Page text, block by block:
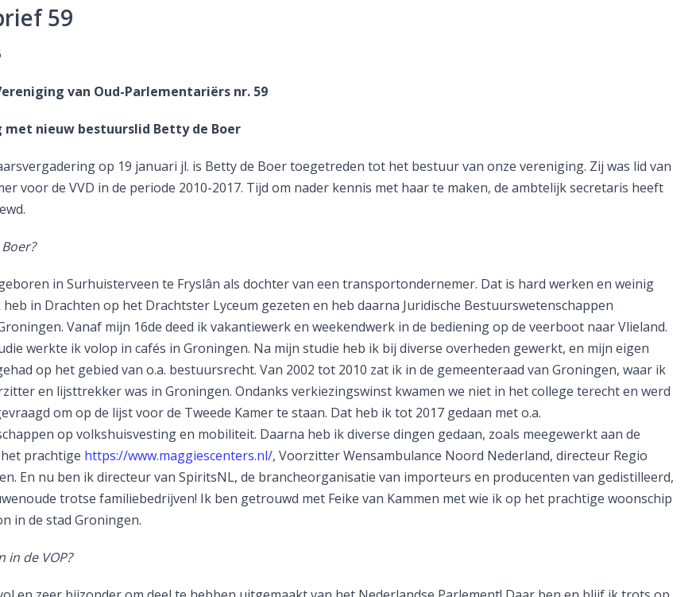
59
van Oud-Parlementariërs nr. 59
met nieuw bestuurslid Betty de Boer
op 19 januari jl. is Betty de Boer toegetreden tot het bestuur van onze vereniging. Zij was lid van
voor de VVD in de periode 2010-2017. Tijd om nader kennis met haar te maken, de ambtelijk secretaris heeft
in Surhuisterveen te Fryslân als dochter van een transportondernemer. Dat is hard werken en weinig
in Drachten op het Drachtster Lyceum gezeten en heb daarna Juridische Bestuurswetenschappen
Vanaf mijn 16de deed ik vakantiewerk en weekendwerk in de bediening op de veerboot naar Vlieland.
werkte ik volop in cafés in Groningen. Na mijn studie heb ik bij diverse overheden gewerkt, en mijn eigen
op het gebied van o.a. bestuursrecht. Van 2002 tot 2010 zat ik in de gemeenteraad van Groningen, waar ik
en lijsttrekker was in Groningen. Ondanks verkiezingswinst kwamen we niet in het college terecht en werd
om op de lijst voor de Tweede Kamer te staan. Dat heb ik tot 2017 gedaan met o.a.
op volkshuisvesting en mobiliteit. Daarna heb ik diverse dingen gedaan, zoals meegewerkt aan de
prachtige https://www.maggiescenters.nl/, Voorzitter Wensambulance Noord Nederland, directeur Regio
En nu ben ik directeur van SpiritsNL, de brancheorganisatie van importeurs en producenten van gedistilleerd,
trotse familiebedrijven! Ik ben getrouwd met Feike van Kammen met wie ik op het prachtige woonschip
in de stad Groningen.
in de VOP?